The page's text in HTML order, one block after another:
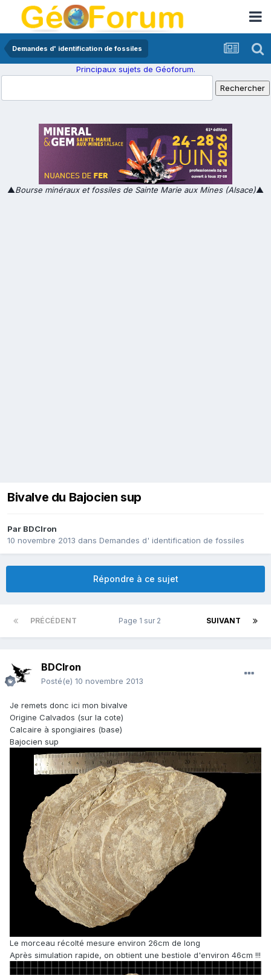
Demandes d' identification de fossiles
Principaux sujets de Géoforum.
▲Bourse minéraux et fossiles de Sainte Marie aux Mines (Alsace)▲
Bivalve du Bajocien sup
Par BDCIron
10 novembre 2013 dans Demandes d' identification de fossiles
Répondre à ce sujet
PRÉCÉDENT SUIVANT
Page 1 sur 2
BDCIron
Posté(e) 10 novembre 2013
Je remets donc ici mon bivalve
Origine Calvados (sur la cote)
Calcaire à spongiaires (base)
Bajocien sup
Le morceau récolté mesure environ 26cm de long
Après simulation rapide, on obtient une bestiole d'environ 46cm !!!